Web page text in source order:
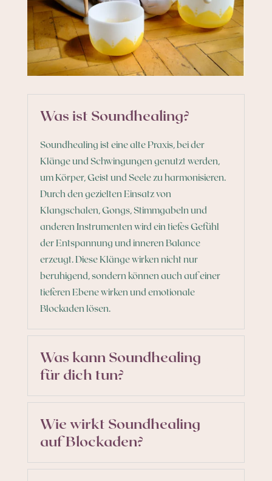
Was ist Soundhealing?
Soundhealing ist eine alte Praxis, bei der
Klänge und Schwingungen genutzt werden,
um Körper, Geist und Seele zu harmonisieren.
Durch den gezielten Einsatz von
Klangschalen, Gongs, Stimmgabeln und
anderen Instrumenten wird ein tiefes Gefühl
der Entspannung und inneren Balance
erzeugt. Diese Klänge wirken nicht nur
beruhigend, sondern können auch auf einer
tieferen Ebene wirken und emotionale
Blockaden lösen.
Was kann Soundhealing
für dich tun?
Wie wirkt Soundhealing
auf Blockaden?